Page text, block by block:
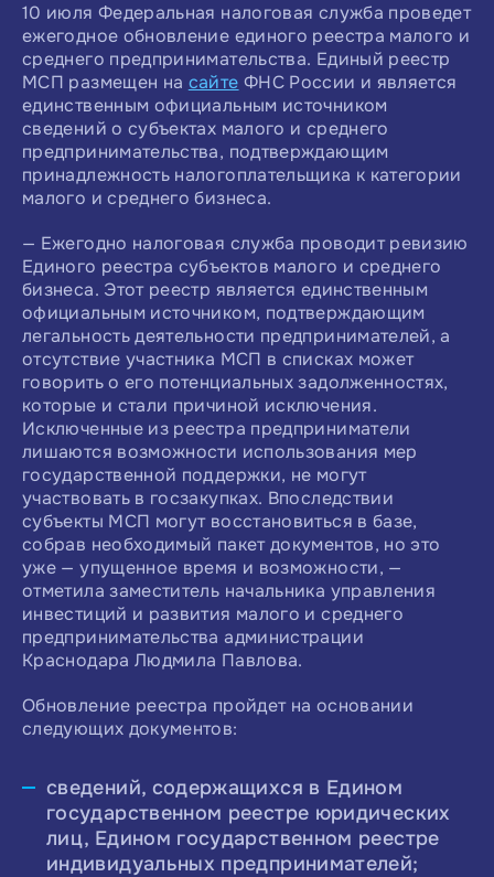
10 июля Федеральная налоговая служба проведет
ежегодное обновление единого реестра малого и
среднего предпринимательства. Единый реестр
МСП размещен на сайте ФНС России и является
единственным официальным источником
сведений о субъектах малого и среднего
предпринимательства, подтверждающим
принадлежность налогоплательщика к категории
малого и среднего бизнеса.
— Ежегодно налоговая служба проводит ревизию
Единого реестра субъектов малого и среднего
бизнеса. Этот реестр является единственным
официальным источником, подтверждающим
легальность деятельности предпринимателей, а
отсутствие участника МСП в списках может
говорить о его потенциальных задолженностях,
которые и стали причиной исключения.
Исключенные из реестра предприниматели
лишаются возможности использования мер
государственной поддержки, не могут
участвовать в госзакупках. Впоследствии
субъекты МСП могут восстановиться в базе,
собрав необходимый пакет документов, но это
уже — упущенное время и возможности, —
отметила заместитель начальника управления
инвестиций и развития малого и среднего
предпринимательства администрации
Краснодара Людмила Павлова.
Обновление реестра пройдет на основании
следующих документов:
сведений, содержащихся в Едином
государственном реестре юридических
лиц, Едином государственном реестре
индивидуальных предпринимателей;